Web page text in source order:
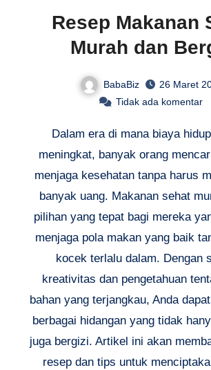
Resep Makanan
Murah dan
BabaBiz
26 Maret
Tidak ada komentar
Dalam era di mana biaya
meningkat, banyak orang
menjaga kesehatan tanpa harus
banyak uang. Makanan sehat
pilihan yang tepat bagi mereka
menjaga pola makan yang baik
kocek terlalu dalam. Dengan
kreativitas dan pengetahuan
bahan yang terjangkau, Anda
berbagai hidangan yang tidak
juga bergizi. Artikel ini akan
resep dan tips untuk